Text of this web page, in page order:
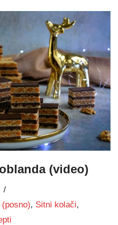
(video)
(posno), Sitni kolači,